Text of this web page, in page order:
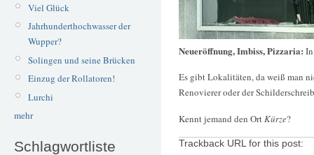
Viel Glück
Jahrhunderthochwasser der
Wupper?
Solingen und seine Brücken
Einzug der Rollatoren!
Lurchi
mehr
Schlagwortliste
Neueröffnung, Imbiss, Pizzaria:
Es gibt Lokalitäten, da weiß man
Renovierer oder der
Kennt jemand den OrtKürze?
Trackback URL for this post: